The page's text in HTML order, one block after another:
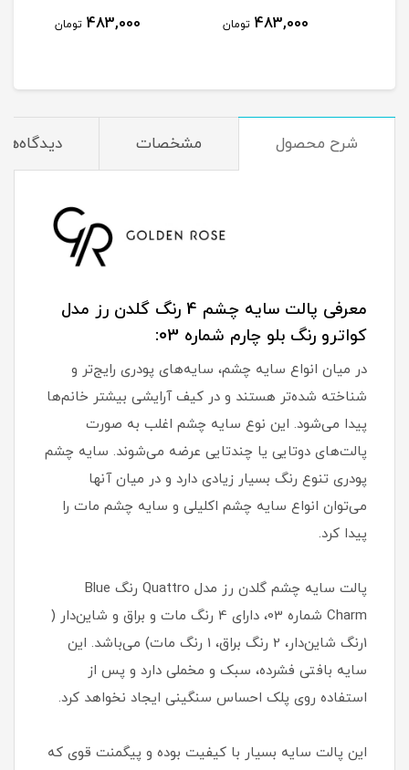
483,000 تومان 483,000 تومان
شرح محصول مشخصات دیدگاه‌ها
معرفی پالت سایه چشم 4 رنگ گلدن رز مدل
کواترو رنگ بلو چارم شماره 03:
در میان انواع سایه چشم، سایه‌های پودری رایج‌تر و
شناخته شده‌تر هستند و در کیف آرایشی بیشتر خانم‌ها
پیدا می‌شود. این نوع سایه چشم اغلب به صورت
پالت‌های دوتایی یا چندتایی عرضه می‌شوند. سایه چشم
پودری تنوع رنگ بسیار زیادی دارد و در میان آنها
می‌توان انواع سایه چشم اکلیلی و سایه چشم مات را
پیدا کرد.
پالت سایه چشم گلدن رز مدل Quattro رنگ Blue
Charm شماره 03، دارای 4 رنگ مات و براق و شاین‌دار (
1رنگ شاین‌دار، 2 رنگ براق، 1 رنگ مات) می‌باشد. این
سایه بافتی فشرده، سبک و مخملی دارد و پس از
استفاده روی پلک احساس سنگینی ایجاد نخواهد کرد.
این پالت سایه بسیار با کیفیت بوده و پیگمنت قوی که